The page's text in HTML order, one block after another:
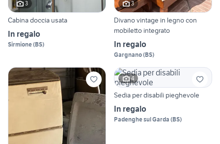
3
Cabina doccia usata
In regalo
Sirmione(BS)
3
Divano vintage in legno con
mobiletto integrato
In regalo
Gargnano(BS)
4
Sedia per disabili pieghevole
In regalo
Padenghe sul Garda (BS)